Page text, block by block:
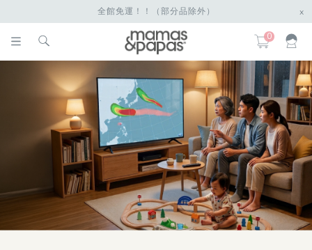
全館免運！！（部分品除外） x
0